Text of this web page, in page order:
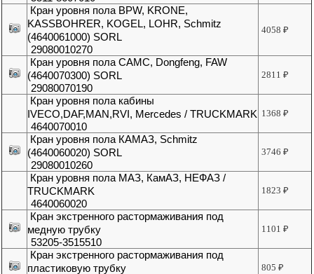
Кран уровня пола BPW, KRONE,
KASSBOHRER, KOGEL, LOHR, Schmitz
(4640061000) SORL
29080010270
4058₽
Кран уровня пола CAMC, Dongfeng, FAW
(4640070300) SORL
29080070190
2811₽
Кран уровня пола кабины
IVECO,DAF,MAN,RVI, Mercedes / TRUCKMARK
4640070010
1368₽
Кран уровня пола КАМАЗ, Schmitz
(4640060020) SORL
29080010260
3746₽
Кран уровня пола МАЗ, КамАЗ, НЕФАЗ /
TRUCKMARK
4640060020
1823₽
Кран экстренного растормаживания под
медную трубку
53205-3515510
1101₽
Кран экстренного растормаживания под
пластиковую трубку
805₽